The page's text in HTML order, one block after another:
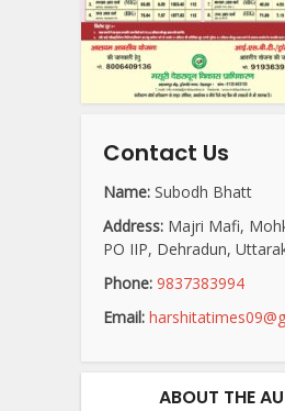
Contact Us
Name: Subodh Bhatt
Address: Majri Mafi,
PO IIP, Dehradun,
Phone: 9837383994
Email:
ABOUT THE